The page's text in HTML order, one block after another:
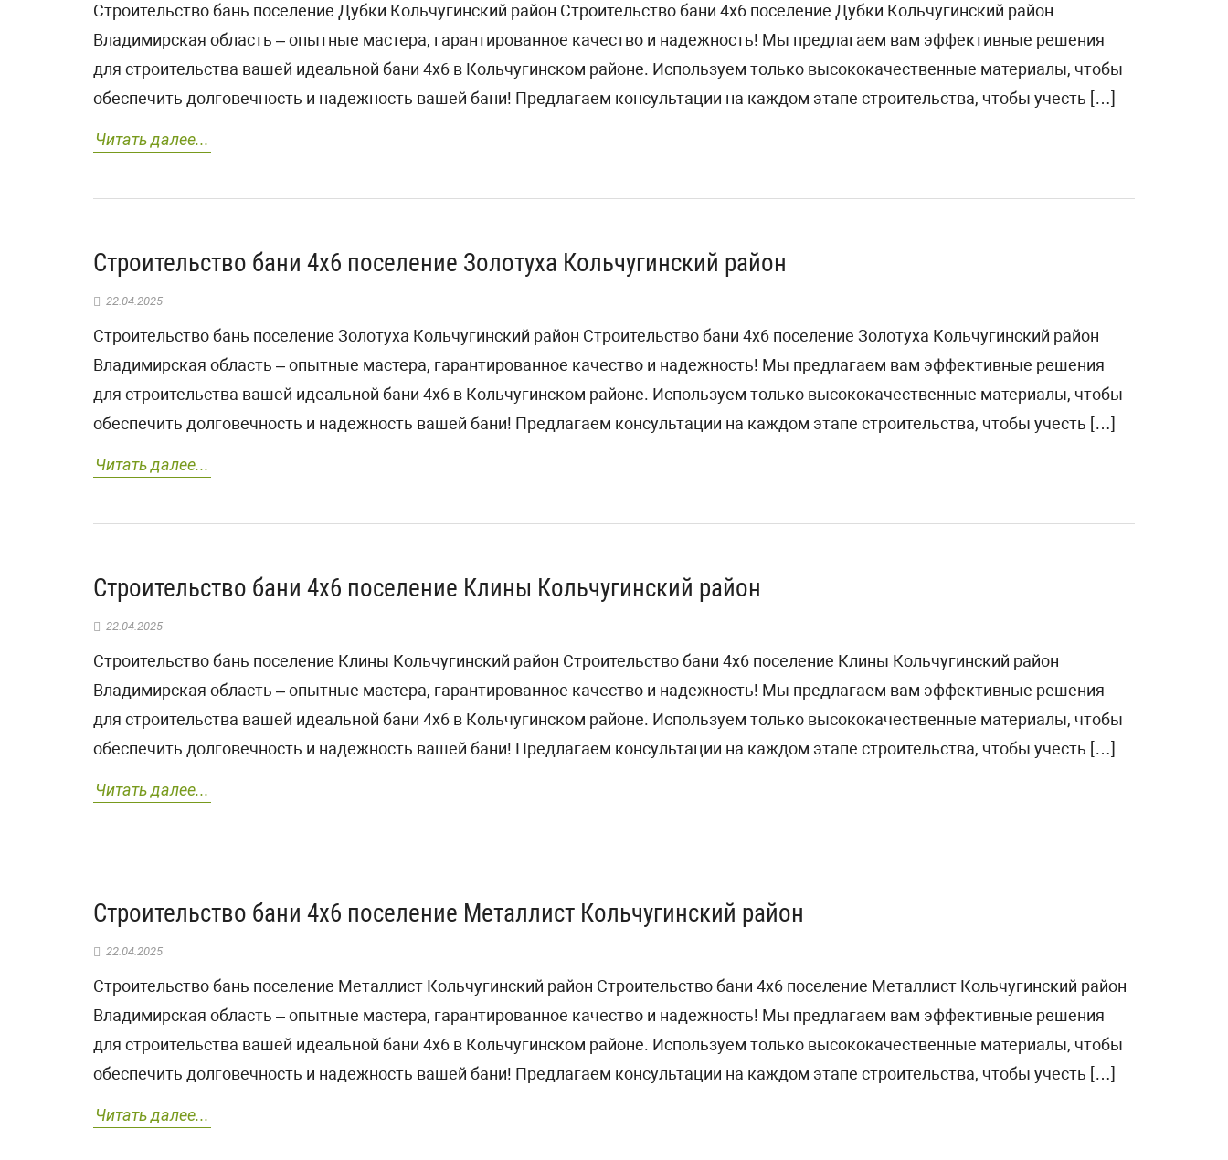
Строительство бань поселение Дубки Кольчугинский район Строительство бани 4х6 поселение Дубки Кольчугинский район
Владимирская область – опытные мастера, гарантированное качество и надежность! Мы предлагаем вам эффективные решения
для строительства вашей идеальной бани 4х6 в Кольчугинском районе. Используем только высококачественные материалы, чтобы
обеспечить долговечность и надежность вашей бани! Предлагаем консультации на каждом этапе строительства, чтобы учесть […]
Читать далее...
Строительство бани 4х6 поселение Золотуха Кольчугинский район
22.04.2025
Строительство бань поселение Золотуха Кольчугинский район Строительство бани 4х6 поселение Золотуха Кольчугинский район
Владимирская область – опытные мастера, гарантированное качество и надежность! Мы предлагаем вам эффективные решения
для строительства вашей идеальной бани 4х6 в Кольчугинском районе. Используем только высококачественные материалы, чтобы
обеспечить долговечность и надежность вашей бани! Предлагаем консультации на каждом этапе строительства, чтобы учесть […]
Читать далее...
Строительство бани 4х6 поселение Клины Кольчугинский район
22.04.2025
Строительство бань поселение Клины Кольчугинский район Строительство бани 4х6 поселение Клины Кольчугинский район
Владимирская область – опытные мастера, гарантированное качество и надежность! Мы предлагаем вам эффективные решения
для строительства вашей идеальной бани 4х6 в Кольчугинском районе. Используем только высококачественные материалы, чтобы
обеспечить долговечность и надежность вашей бани! Предлагаем консультации на каждом этапе строительства, чтобы учесть […]
Читать далее...
Строительство бани 4х6 поселение Металлист Кольчугинский район
22.04.2025
Строительство бань поселение Металлист Кольчугинский район Строительство бани 4х6 поселение Металлист Кольчугинский район
Владимирская область – опытные мастера, гарантированное качество и надежность! Мы предлагаем вам эффективные решения
для строительства вашей идеальной бани 4х6 в Кольчугинском районе. Используем только высококачественные материалы, чтобы
обеспечить долговечность и надежность вашей бани! Предлагаем консультации на каждом этапе строительства, чтобы учесть […]
Читать далее...